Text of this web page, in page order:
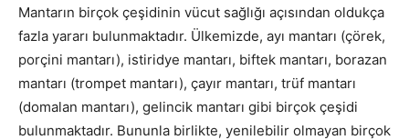
Mantarın birçok çeşidinin vücut sağlığı açısından oldukça
fazla yararı bulunmaktadır. Ülkemizde, ayı mantarı (çörek,
porçini mantarı), istiridye mantarı, biftek mantarı, borazan
mantarı (trompet mantarı), çayır mantarı, trüf mantarı
(domalan mantarı), gelincik mantarı gibi birçok çeşidi
bulunmaktadır. Bununla birlikte, yenilebilir olmayan birçok